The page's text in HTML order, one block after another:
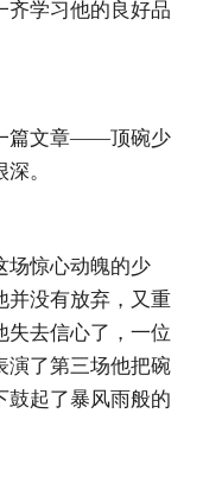
齐学习他的良好品
篇文章——顶碗少
。
场惊心动魄的少
并没有放弃，又重
失去信心了，一位
演了第三场他把碗
鼓起了暴风雨般的